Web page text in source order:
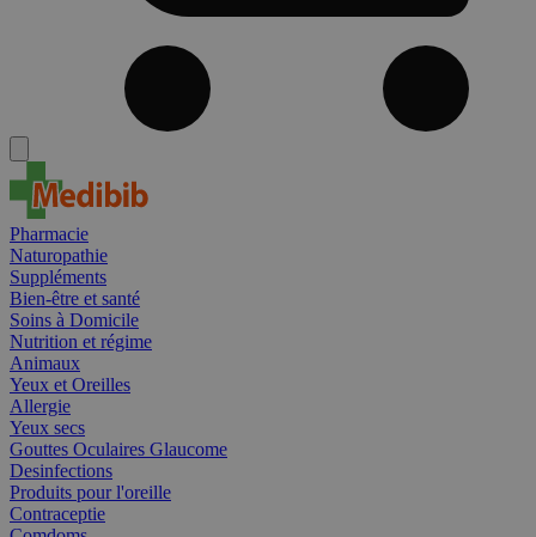
Pharmacie
Naturopathie
Suppléments
Bien-être et santé
Soins à Domicile
Nutrition et régime
Animaux
Yeux et Oreilles
Allergie
Yeux secs
Gouttes Oculaires Glaucome
Desinfections
Produits pour l'oreille
Contraceptie